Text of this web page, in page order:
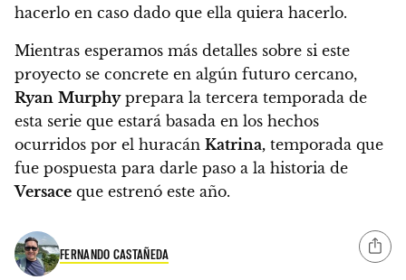
hacerlo en caso dado que ella quiera hacerlo.
Mientras esperamos más detalles sobre si este
proyecto se concrete en algún futuro cercano,
Ryan Murphyprepara la tercera temporada de
esta serie que estará basada en los hechos
ocurridos por el huracán Katrina, temporada que
fue pospuesta para darle paso a la historia de
Versace que estrenó este año.
FERNANDO CASTAÑEDA